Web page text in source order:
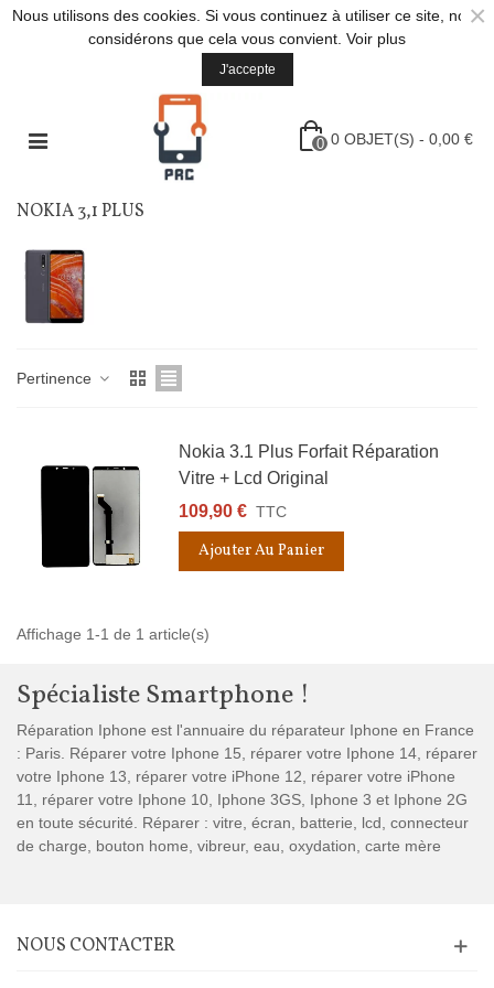
Nous utilisons des cookies. Si vous continuez à utiliser ce site, nous
considérons que cela vous convient. Voir plus
J'accepte
×
0 0 OBJET(S) - 0,00 €
NOKIA 3,1 PLUS
Pertinence
Nokia 3.1 Plus Forfait Réparation
Vitre + Lcd Original
109,90 € TTC
Ajouter Au Panier
Affichage 1-1 de 1 article(s)
Spécialiste Smartphone !
Réparation Iphone est l'annuaire du réparateur Iphone en France
: Paris. Réparer votre Iphone 15, réparer votre Iphone 14, réparer
votre Iphone 13, réparer votre iPhone 12, réparer votre iPhone
11, réparer votre Iphone 10, Iphone 3GS, Iphone 3 et Iphone 2G
en toute sécurité. Réparer : vitre, écran, batterie, lcd, connecteur
de charge, bouton home, vibreur, eau, oxydation, carte mère
NOUS CONTACTER